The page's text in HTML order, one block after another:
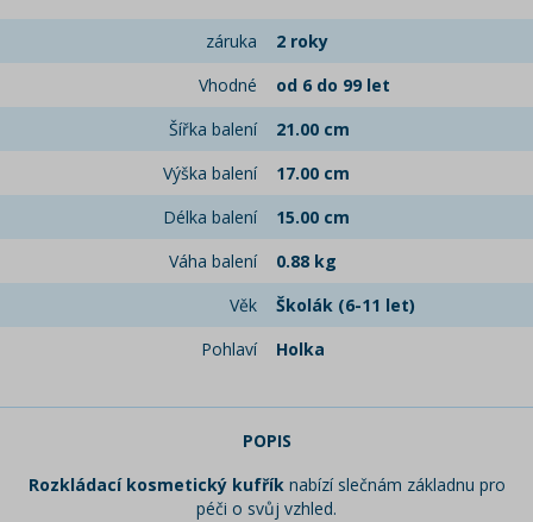
záruka
2 roky
Vhodné
od 6 do 99 let
Šířka balení
21.00 cm
Výška balení
17.00 cm
Délka balení
15.00 cm
Váha balení
0.88 kg
Věk
Školák (6-11 let)
Pohlaví
Holka
POPIS
Rozkládací kosmetický kufříknabízí slečnám základnu pro
péči o svůj vzhled.